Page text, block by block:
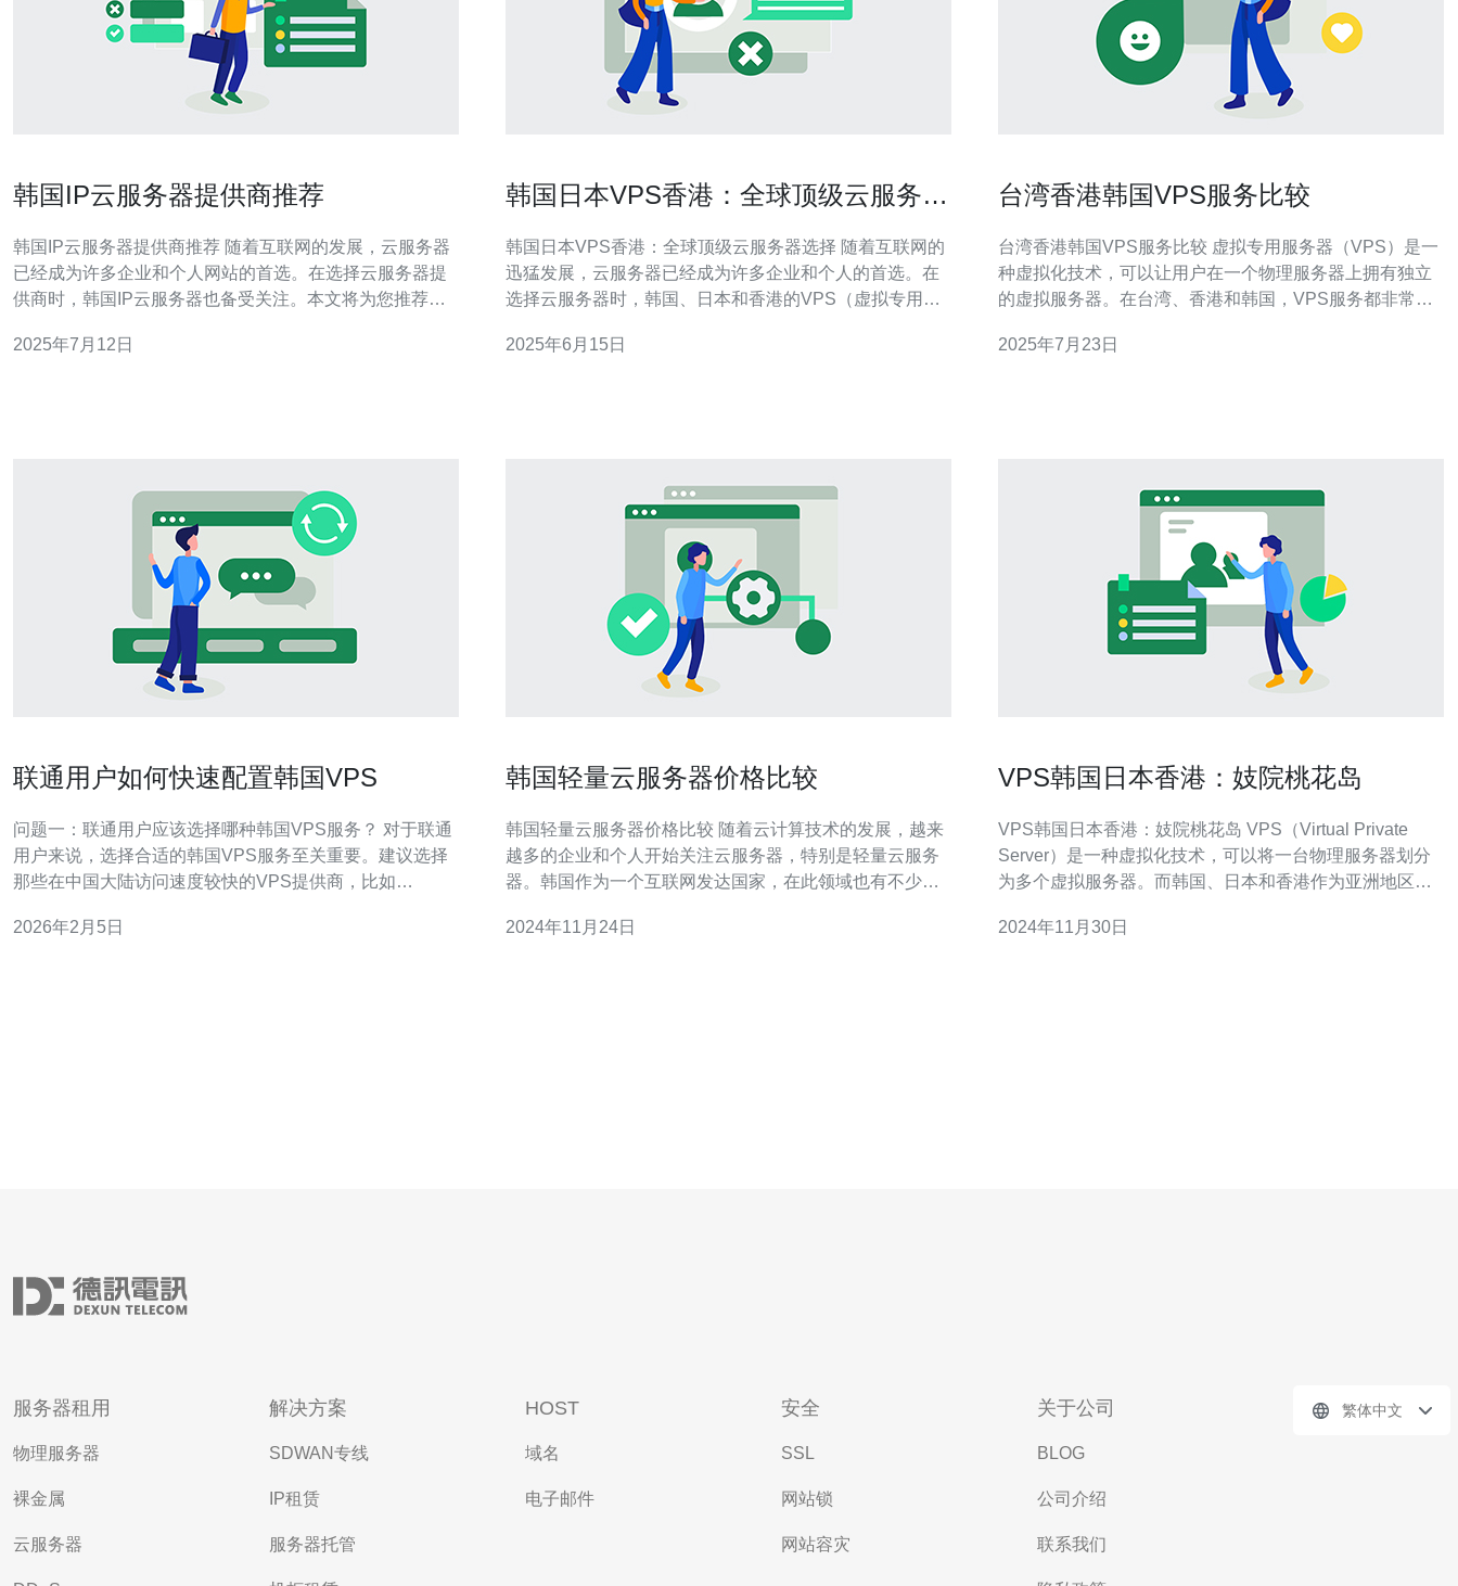
韩国IP云服务器提供商推荐
韩国IP云服务器提供商推荐 随着互联网的发展，云服务器
已经成为许多企业和个人网站的首选。在选择云服务器提
供商时，韩国IP云服务器也备受关注。本文将为您推荐几
是韩国最大的通信公司之一，其云服务器服务在韩国市场
2025年7月12日
韩国日本VPS香港：全球顶级云服务器
韩国日本VPS香港：全球顶级云服务器选择 随着互联网的
迅猛发展，云服务器已经成为许多企业和个人的首选。在
选择云服务器时，韩国、日本和香港的VPS（虚拟专用服
优势和特点，帮助您更好地选择适合自己的云服务器。 韩
2025年6月15日
台湾香港韩国VPS服务比较
台湾香港韩国VPS服务比较 虚拟专用服务器（VPS）是一
种虚拟化技术，可以让用户在一个物理服务器上拥有独立
的虚拟服务器。在台湾、香港和韩国，VPS服务都非常流
助用户选择最适合自己需求的服务。 在价格方面，台湾、
2025年7月23日
联通用户如何快速配置韩国VPS
问题一：联通用户应该选择哪种韩国VPS服务？ 对于联通
用户来说，选择合适的韩国VPS服务至关重要。建议选择
那些在中国大陆访问速度较快的VPS提供商，比如
有数据中心，能够提供稳定且快速的网络连接。此外，检
2026年2月5日
韩国轻量云服务器价格比较
韩国轻量云服务器价格比较 随着云计算技术的发展，越来
越多的企业和个人开始关注云服务器，特别是轻量云服务
器。韩国作为一个互联网发达国家，在此领域也有不少优
其性价比。 首先，我们介绍三家在韩国比较知名的轻量云
2024年11月24日
VPS韩国日本香港：妓院桃花岛
VPS韩国日本香港：妓院桃花岛 VPS（Virtual Private
Server）是一种虚拟化技术，可以将一台物理服务器划分
为多个虚拟服务器。而韩国、日本和香港作为亚洲地区的
速度，成为VPS服务的热门目的地。本文将介绍韩国、日
2024年11月30日
服务器租用
物理服务器
裸金属
云服务器
解决方案
SDWAN专线
IP租赁
服务器托管
HOST
域名
电子邮件
安全
SSL
网站锁
网站容灾
关于公司
BLOG
公司介绍
联系我们
繁体中文